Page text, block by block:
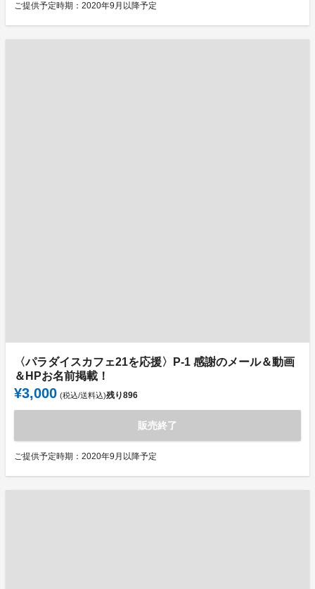
ご提供予定時期：2020年9月以降予定
〈パラダイスカフェ21を応援〉P-1 感謝のメール＆動画
＆HPお名前掲載！
¥3,000 (税込/送料込)残り896
販売終了
ご提供予定時期：2020年9月以降予定